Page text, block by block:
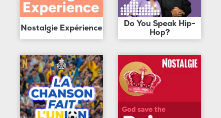
Nostalgie Expérience
Do You Speak Hip-
Hop?